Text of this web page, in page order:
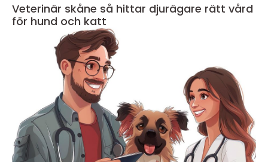
Veterinär skåne så hittar djurägare rätt vård
för hund och katt